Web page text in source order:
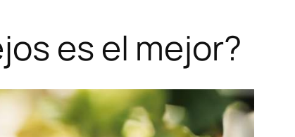
es el mejor?